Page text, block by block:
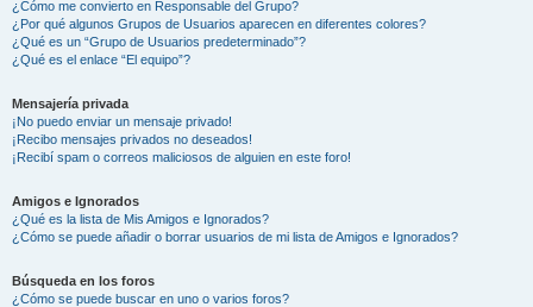
¿Cómo me convierto en Responsable del Grupo?
¿Por qué algunos Grupos de Usuarios aparecen en diferentes colores?
¿Qué es un “Grupo de Usuarios predeterminado”?
¿Qué es el enlace “El equipo”?
Mensajería privada
¡No puedo enviar un mensaje privado!
¡Recibo mensajes privados no deseados!
¡Recibí spam o correos maliciosos de alguien en este foro!
Amigos e Ignorados
¿Qué es la lista de Mis Amigos e Ignorados?
¿Cómo se puede añadir o borrar usuarios de mi lista de Amigos e Ignorados?
Búsqueda en los foros
¿Cómo se puede buscar en uno o varios foros?